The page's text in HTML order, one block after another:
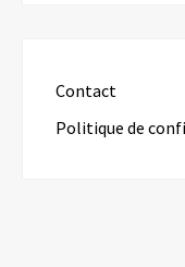
Contact
Politique de